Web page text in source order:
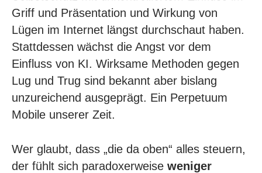
Griff und Präsentation und Wirkung von
Lügen im Internet längst durchschaut haben.
Stattdessen wächst die Angst vor dem
Einfluss von KI. Wirksame Methoden gegen
Lug und Trug sind bekannt aber bislang
unzureichend ausgeprägt. Ein Perpetuum
Mobile unserer Zeit.
Wer glaubt, dass „die da oben“ alles steuern,
der fühlt sich paradoxerweise weniger